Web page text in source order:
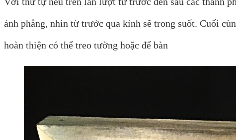
ảnh phẳng, nhìn từ trước qua kính sẽ trong suốt. Cuối
hoàn thiện có thể treo tường hoặc để bàn